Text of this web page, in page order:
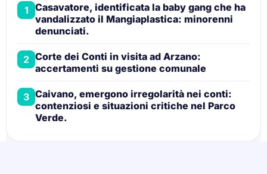
1 Casavatore, identificata la baby gang che ha
vandalizzato il Mangiaplastica: minorenni
denunciati.
2 Corte dei Conti in visita ad Arzano:
accertamenti su gestione comunale
3 Caivano, emergono irregolarità nei conti:
contenziosi e situazioni critiche nel Parco
Verde.